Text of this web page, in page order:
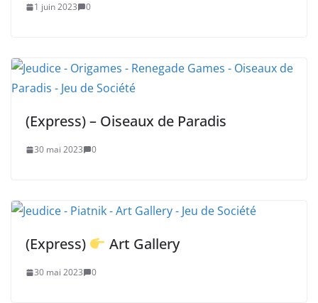
1 juin 2023 0
(Express) – Oiseaux de Paradis
30 mai 2023 0
(Express) Art Gallery
30 mai 2023 0